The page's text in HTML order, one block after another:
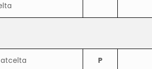
atcelta P